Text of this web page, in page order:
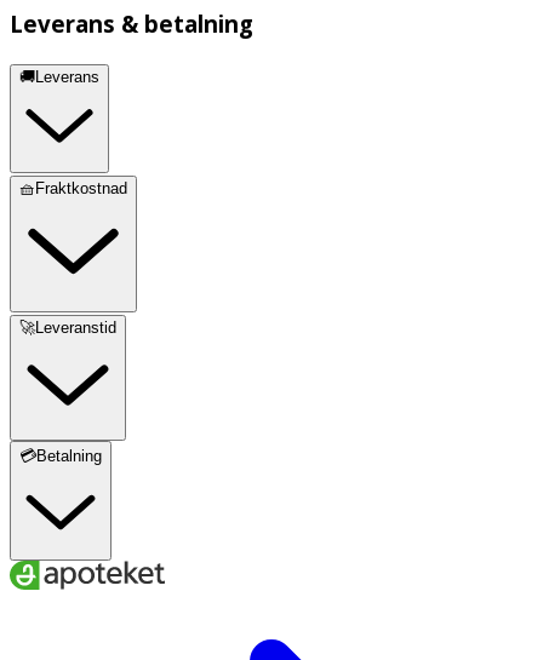
Leverans & betalning
🚚Leverans
🧺Fraktkostnad
🚀Leveranstid
💳Betalning